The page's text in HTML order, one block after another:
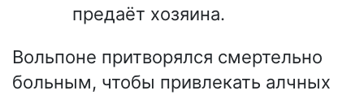
предаёт хозяина.
Вольпоне притворялся смертельно
больным, чтобы привлекать алчных